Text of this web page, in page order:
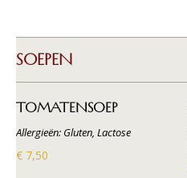
SOEPEN
TOMATENSOEP
Allergieën: Gluten, Lactose
€ 7,50